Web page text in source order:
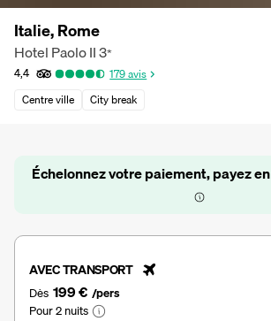
Italie, Rome
Hotel Paolo II3*
4,4 179avis
Centre ville
City break
Échelonnez votre paiement, payez en
AVEC TRANSPORT
Dès 199 € /pers
Pour 2 nuits